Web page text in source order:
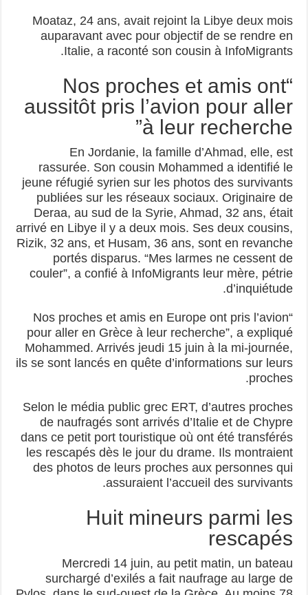
Moataz, 24 ans, avait rejoint la Libye deux mois
auparavant avec pour objectif de se rendre en
Italie, a raconté son cousin à InfoMigrants.
“Nos proches et amis ont
aussitôt pris l’avion pour aller
à leur recherche”
En Jordanie, la famille d’Ahmad, elle, est
rassurée. Son cousin Mohammed a identifié le
jeune réfugié syrien sur les photos des survivants
publiées sur les réseaux sociaux. Originaire de
Deraa, au sud de la Syrie, Ahmad, 32 ans, était
arrivé en Libye il y a deux mois. Ses deux cousins,
Rizik, 32 ans, et Husam, 36 ans, sont en revanche
portés disparus. “Mes larmes ne cessent de
couler”, a confié à InfoMigrants leur mère, pétrie
d’inquiétude.
“Nos proches et amis en Europe ont pris l’avion
pour aller en Grèce à leur recherche”, a expliqué
Mohammed. Arrivés jeudi 15 juin à la mi-journée,
ils se sont lancés en quête d’informations sur leurs
proches.
Selon le média public grec ERT, d’autres proches
de naufragés sont arrivés d’Italie et de Chypre
dans ce petit port touristique où ont été transférés
les rescapés dès le jour du drame. Ils montraient
des photos de leurs proches aux personnes qui
assuraient l’accueil des survivants.
Huit mineurs parmi les
rescapés
Mercredi 14 juin, au petit matin, un bateau
surchargé d’exilés a fait naufrage au large de